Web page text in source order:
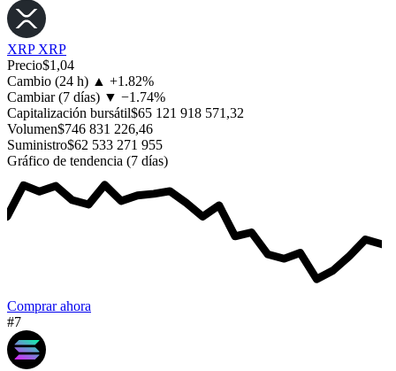
XRP XRP
Precio$1,04
Cambio (24 h) ▲ +1.82%
Cambiar (7 días) ▼ −1.74%
Capitalización bursátil$65 121 918 571,32
Volumen$746 831 226,46
Suministro$62 533 271 955
Gráfico de tendencia (7 días)
Comprar ahora
#7